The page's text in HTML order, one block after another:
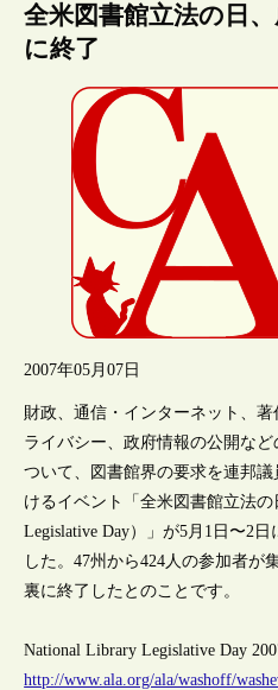
全米図書館立法の日
に終了
2007年05月07日
財政、通信・インターネット、
ライバシー、政府情報の公開など
ついて、図書館界の要求を連邦議
けるイベント「全米図書館立法
Legislative Day）」が5月1日〜2日
した。47州から424人の参加者が
裏に終了したとのことです。
National Library Legislative Day
http://www.ala.org/ala/washoff/